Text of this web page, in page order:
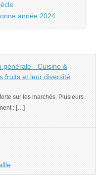
année 2024
générale - Cuisine &
fruits et leur diversité
sur les marchés. Plusieurs
: […]